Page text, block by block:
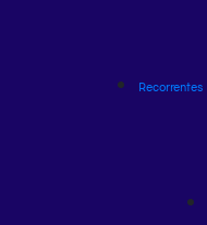
Recorrentes